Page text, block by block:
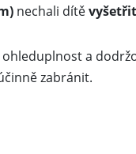
nechali dítě
a
zabránit.